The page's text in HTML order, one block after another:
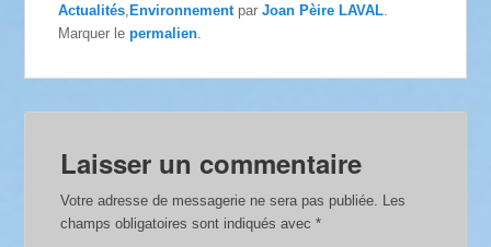
Actualités Environnement parJoan Pèire LAVAL
Marquer lepermalien
Laisser un commentaire
Votre adresse de messagerie ne sera pas publiée.
Les
champs obligatoires sont indiqués avec*